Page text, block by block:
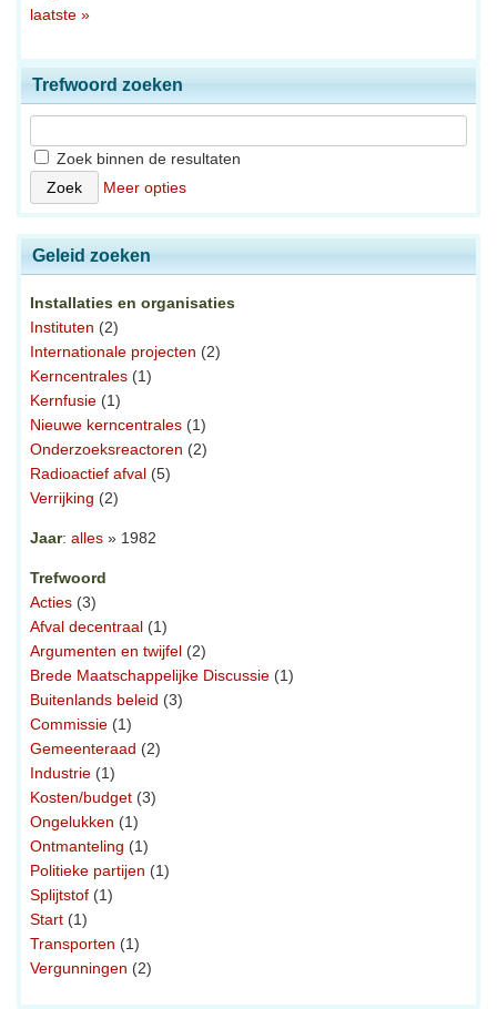
laatste »
Trefwoord zoeken
Zoek binnen de resultaten
Meer opties
Geleid zoeken
Installaties en organisaties
Instituten (2)
Internationale projecten (2)
Kerncentrales (1)
Kernfusie (1)
Nieuwe kerncentrales (1)
Onderzoeksreactoren (2)
Radioactief afval (5)
Verrijking (2)
Jaar: alles » 1982
Trefwoord
Acties (3)
Afval decentraal (1)
Argumenten en twijfel (2)
Brede Maatschappelijke Discussie (1)
Buitenlands beleid (3)
Commissie (1)
Gemeenteraad (2)
Industrie (1)
Kosten/budget (3)
Ongelukken (1)
Ontmanteling (1)
Politieke partijen (1)
Splijtstof (1)
Start (1)
Transporten (1)
Vergunningen (2)